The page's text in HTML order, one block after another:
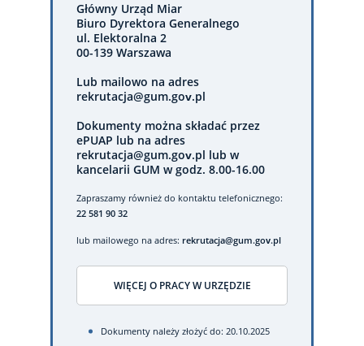
Główny Urząd Miar
Biuro Dyrektora Generalnego
ul. Elektoralna 2
00-139 Warszawa
Lub mailowo na adres
rekrutacja@gum.gov.pl
Dokumenty można składać przez
ePUAP lub na adres
rekrutacja@gum.gov.pl lub w
kancelarii GUM w godz. 8.00-16.00
Zapraszamy również do kontaktu telefonicznego:
22 581 90 32
lub mailowego na adres: rekrutacja@gum.gov.pl
WIĘCEJ O PRACY W URZĘDZIE
Dokumenty należy złożyć do: 20.10.2025